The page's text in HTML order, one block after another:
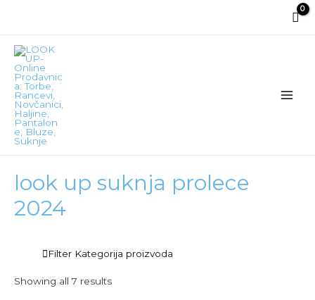
look up suknja prolece
2024
Filter Kategorija proizvoda
Showing all 7 results